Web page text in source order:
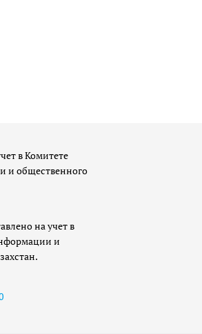
в Комитете
и общественного
на учет в
и